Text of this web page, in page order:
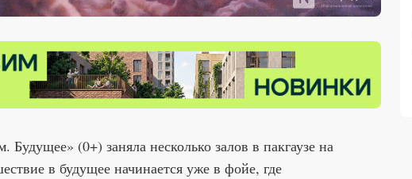
Будущее» (0+) заняла несколько залов в пакгаузе на
в будущее начинается уже в фойе, где